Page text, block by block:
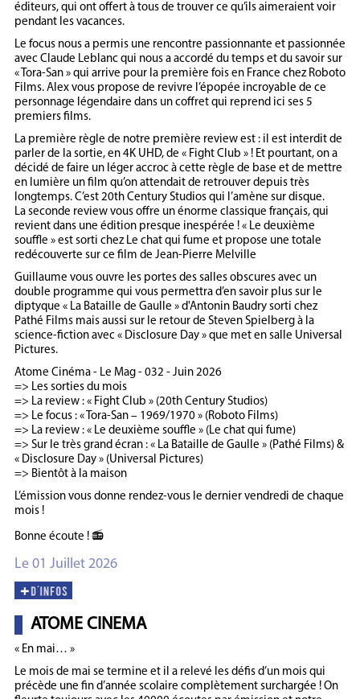
éditeurs, qui ont offert à tous de trouver ce qu’ils aimeraient voir
pendant les vacances.
Le focus nous a permis une rencontre passionnante et passionnée
avec Claude Leblanc qui nous a accordé du temps et du savoir sur
« Tora-San » qui arrive pour la première fois en France chez Roboto
Films. Alex vous propose de revivre l’épopée incroyable de ce
personnage légendaire dans un coffret qui reprend ici ses 5
premiers films.
La première règle de notre première review est : il est interdit de
parler de la sortie, en 4K UHD, de « Fight Club » ! Et pourtant, on a
décidé de faire un léger accroc à cette règle de base et de mettre
en lumière un film qu’on attendait de retrouver depuis très
longtemps. C’est 20th Century Studios qui l’amène sur disque.
La seconde review vous offre un énorme classique français, qui
revient dans une édition presque inespérée ! « Le deuxième
souffle » est sorti chez Le chat qui fume et propose une totale
redécouverte sur ce film de Jean-Pierre Melville
Guillaume vous ouvre les portes des salles obscures avec un
double programme qui vous permettra d’en savoir plus sur le
diptyque « La Bataille de Gaulle » d'Antonin Baudry sorti chez
Pathé Films mais aussi sur le retour de Steven Spielberg à la
science-fiction avec « Disclosure Day » que met en salle Universal
Pictures.
Atome Cinéma - Le Mag - 032 - Juin 2026
=> Les sorties du mois
=> La review : « Fight Club » (20th Century Studios)
=> Le focus : « Tora-San – 1969/1970 » (Roboto Films)
=> La review : « Le deuxième souffle » (Le chat qui fume)
=> Sur le très grand écran : « La Bataille de Gaulle » (Pathé Films) &
« Disclosure Day » (Universal Pictures)
=> Bientôt à la maison
L’émission vous donne rendez-vous le dernier vendredi de chaque
mois !
Bonne écoute ! 📻
Le 01 Juillet 2026
ATOME CINEMA
« En mai… »
Le mois de mai se termine et il a relevé les défis d’un mois qui
précède une fin d’année scolaire complètement surchargée ! On